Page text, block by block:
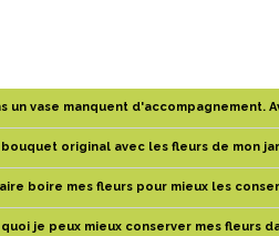
un vase manquent d'accompagnement.
original avec les fleurs de mon
boire mes fleurs pour mieux les
je peux mieux conserver mes fleurs